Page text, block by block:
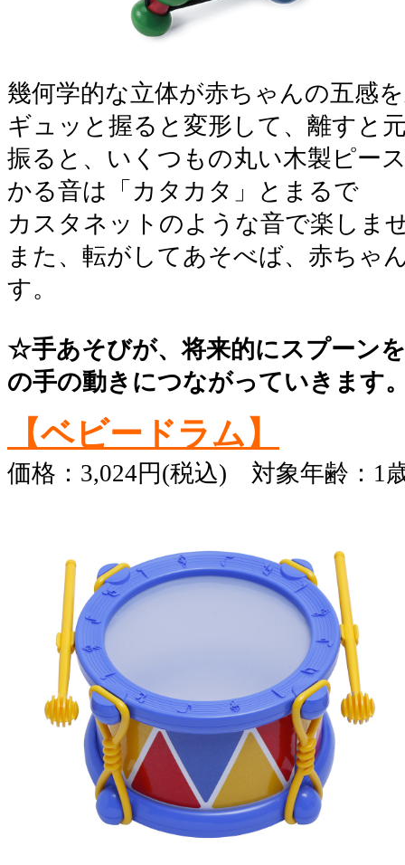
幾何学的な立体が赤ちゃんの五感
ギュッと握ると変形して、離すと
振ると、いくつもの丸い木製ピー
かる音は「カタカタ」とまるで
カスタネットのような音で楽しま
また、転がしてあそべば、赤ちゃ
す。
☆手あそびが、将来的にスプーン
の手の動きにつながっていきます
【ベビードラム】
価格：3,024円(税込) 対象年齢：1